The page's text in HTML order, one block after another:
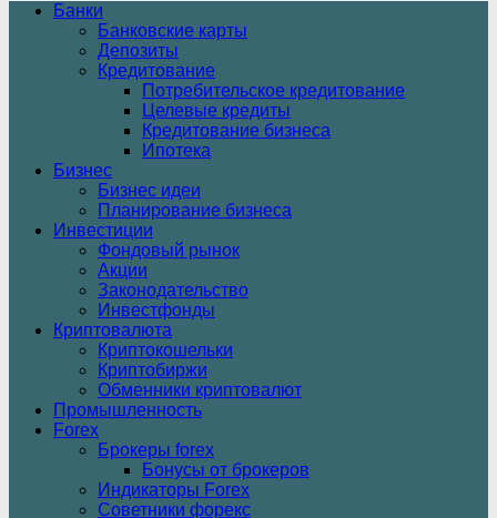
Банки
Банковские карты
Депозиты
Кредитование
Потребительское кредитование
Целевые кредиты
Кредитование бизнеса
Ипотека
Бизнес
Бизнес идеи
Планирование бизнеса
Инвестиции
Фондовый рынок
Акции
Законодательство
Инвестфонды
Криптовалюта
Криптокошельки
Криптобиржи
Обменники криптовалют
Промышленность
Forex
Брокеры forex
Бонусы от брокеров
Индикаторы Forex
Советники форекс